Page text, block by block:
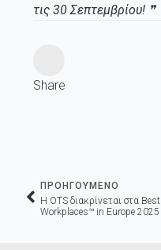
Share
τις 30 Σεπτεμβρίου! ❞
ΠΡΟΗΓΟΥΜΕΝΟ
Η OTS διακρίνεται στα Best
Workplaces™ in Europe 2025